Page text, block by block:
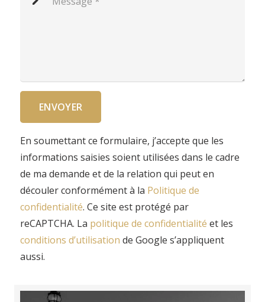
ENVOYER
En soumettant ce formulaire, j’accepte que les
informations saisies soient utilisées dans le cadre
de ma demande et de la relation qui peut en
découler conformément à la Politique de
confidentialité. Ce site est protégé par
reCAPTCHA. La politique de confidentialité et les
conditions d’utilisation de Google s’appliquent
aussi.